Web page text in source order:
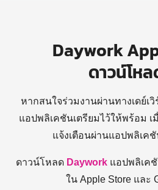
Daywork
ดาวน์โห
หากสนใจร่วมงานผ่านทางเดย์เ
แอปพลิเคชันเตรียมไว้ให้พร้อม เ
แจ้งเตือนผ่านแอปพลิเค
ดาวน์โหลด Daywork แอปพลิเค
ใน Apple Store และ